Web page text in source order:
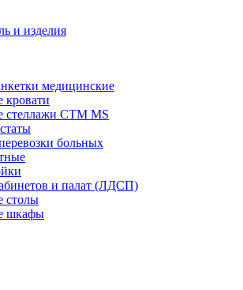
и изделия
медицинские
стеллажи CTM MS
больных
и палат (ЛДСП)
столы
шкафы